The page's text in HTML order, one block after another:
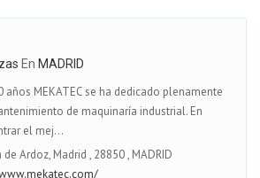
En MADRID
años MEKATEC se ha dedicado plenamente
de maquinaría industrial. En
el mej...
de Ardoz, Madrid , 28850, MADRID